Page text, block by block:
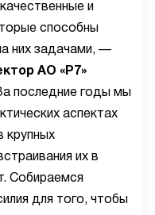
и
способны
них задачами, —
АО «Р7»
последние годы мы
аспектах
крупных
их в
Собираемся
для того, чтобы